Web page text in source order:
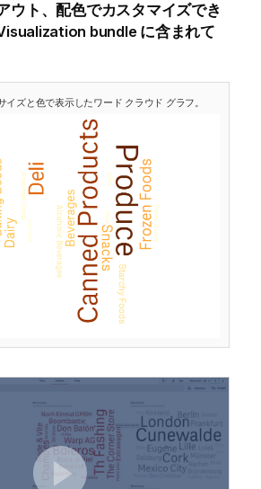
ウト、配色でカスタマイズでき
bundle に含まれて
イズと色で表示したワード クラウド グラフ。